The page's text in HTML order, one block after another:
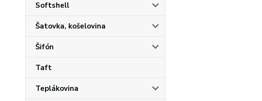
Softshell
Šatovka, košelovina
Šifón
Taft
Teplákovina